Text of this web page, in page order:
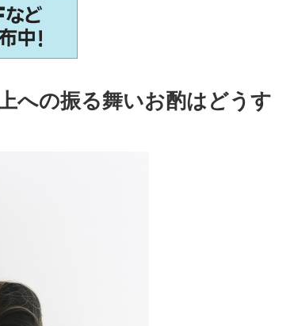
への振る舞いお酌はどうす